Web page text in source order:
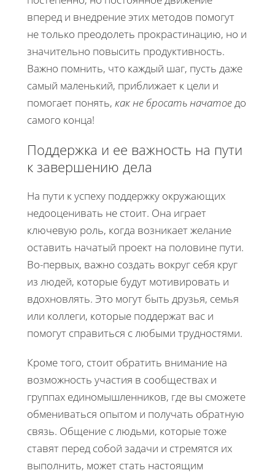
вперед и внедрение этих методов помогут
не только преодолеть прокрастинацию, но и
значительно повысить продуктивность.
Важно помнить, что каждый шаг, пусть даже
самый маленький, приближает к цели и
помогает понять, как не бросать начатоедо
самого конца!
Поддержка и ее важность на пути
к завершению дела
На пути к успеху поддержку окружающих
недооценивать не стоит. Она играет
ключевую роль, когда возникает желание
оставить начатый проект на половине пути.
Во-первых, важно создать вокруг себя круг
из людей, которые будут мотивировать и
вдохновлять. Это могут быть друзья, семья
или коллеги, которые поддержат вас и
помогут справиться с любыми трудностями.
Кроме того, стоит обратить внимание на
возможность участия в сообществах и
группах единомышленников, где вы сможете
обмениваться опытом и получать обратную
связь. Общение с людьми, которые тоже
ставят перед собой задачи и стремятся их
выполнить, может стать настоящим